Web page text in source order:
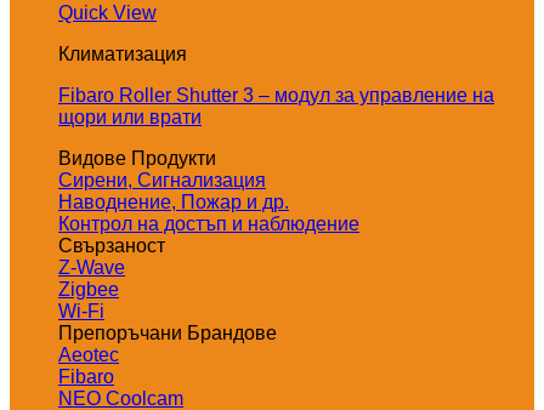
Quick View
Климатизация
Fibaro Roller Shutter 3 – модул за управление на
щори или врати
Видове Продукти
Сирени, Сигнализация
Наводнение, Пожар и др.
Контрол на достъп и наблюдение
Свързаност
Z-Wave
Zigbee
Wi-Fi
Препоръчани Брандове
Aeotec
Fibaro
NEO Coolcam